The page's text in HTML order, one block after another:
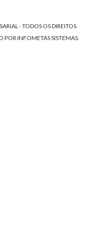
- TODOS OS DIREITOS
PORINFOMETAS SISTEMAS.